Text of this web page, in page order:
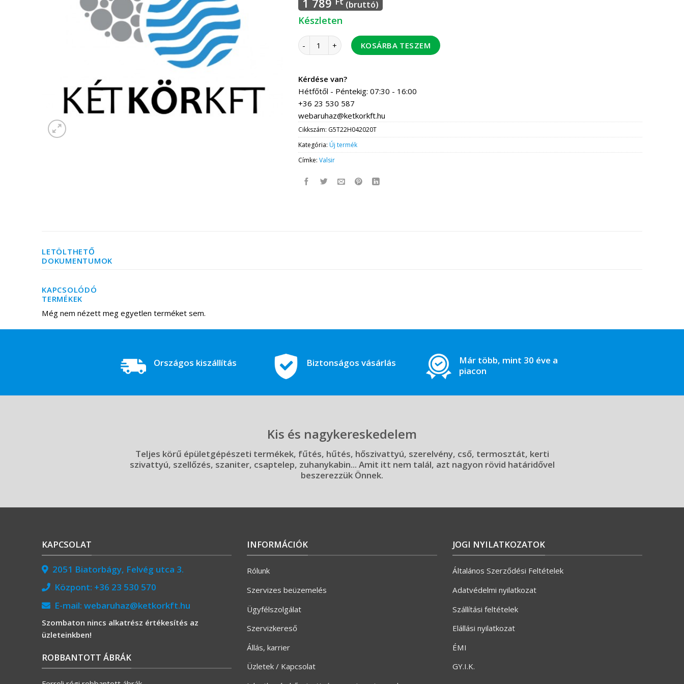
1 789 (bruttó)
Készleten
Valsir TH könyök BM, 20-1/2" 10 db / csomag, 60 db / doboz mennyiség
KOSÁRBA TESZEM
Kérdése van?
Hétfőtől - Péntekig: 07:30 - 16:00
+36 23 530 587
webaruhaz@ketkorkft.hu
Cikkszám: G5T22H042020T
Kategória:Új termék
Címke:Valsir
LETÖLTHETŐ
DOKUMENTUMOK
KAPCSOLÓDÓ
TERMÉKEK
Még nem nézett meg egyetlen terméket sem.
Országos kiszállítás Biztonságos vásárlás
Már több, mint 30 éve a
piacon
Kis és nagykereskedelem
Teljes körű épületgépészeti termékek, fűtés, hűtés, hőszivattyú, szerelvény, cső, termosztát, kerti
szivattyú, szellőzés, szaniter, csaptelep, zuhanykabin... Amit itt nem talál, azt nagyon rövid határidővel
beszerezzük Önnek.
KAPCSOLAT
2051 Biatorbágy, Felvég utca 3.
Központ: +36 23 530 570
E-mail: webaruhaz@ketkorkft.hu
Szombaton nincs alkatrész értékesítés az
üzleteinkben!
ROBBANTOTT ÁBRÁK
INFORMÁCIÓK
Rólunk
Szervizes beüzemelés
Ügyfélszolgálat
Szervizkereső
Állás, karrier
Üzletek / Kapcsolat
JOGI NYILATKOZATOK
Általános Szerződési Feltételek
Adatvédelmi nyilatkozat
Szállítási feltételek
Elállási nyilatkozat
ÉMI
GY.I.K.